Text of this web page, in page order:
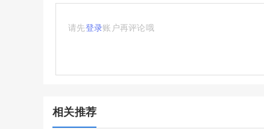
请先登录账户再评论哦
相关推荐